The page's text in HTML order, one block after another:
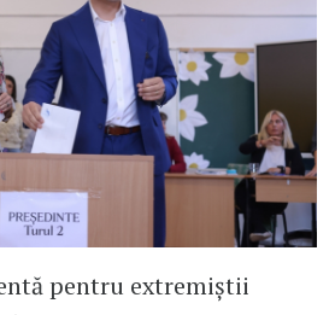
pentru extremiștii